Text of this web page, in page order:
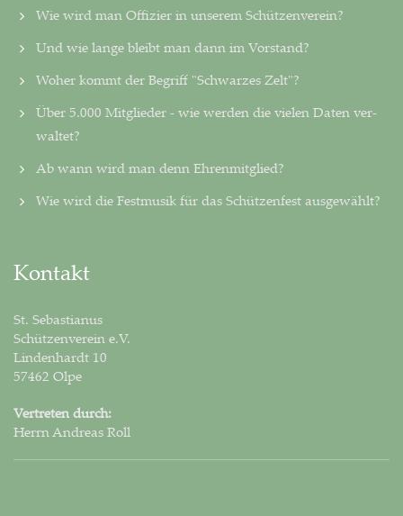
Wie wird man Offizier in unserem Schützenverein?
Und wie lange bleibt man dann im Vorstand?
Woher kommt der Begriff "Schwarzes Zelt"?
Über 5.000 Mitglieder - wie werden die vielen Daten ver­
wal­tet?
Ab wann wird man denn Ehrenmitglied?
Wie wird die Festmusik für das Schützenfest ausgewählt?
Kontakt
St. Sebastianus
Schützenverein e.V.
Lindenhardt 10
57462 Olpe
Vertreten durch:
Herrn Andreas Roll